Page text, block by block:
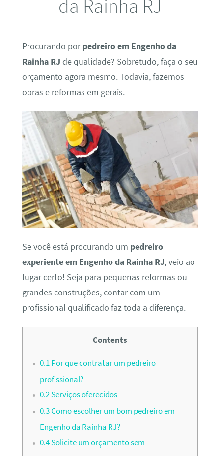
da Rainha RJ
Procurando porpedreiro em Engenho da
Rainha RJ de qualidade? Sobretudo, faça o seu
orçamento agora mesmo. Todavia, fazemos
obras e reformas em gerais.
Se você está procurando um pedreiro
experiente em Engenho da Rainha RJ, veio ao
lugar certo! Seja para pequenas reformas ou
grandes construções, contar com um
profissional qualificado faz toda a diferença.
Contents
0.1Por que contratar um pedreiro
profissional?
0.2Serviços oferecidos
0.3Como escolher um bom pedreiro em
Engenho da Rainha RJ?
0.4Solicite um orçamento sem